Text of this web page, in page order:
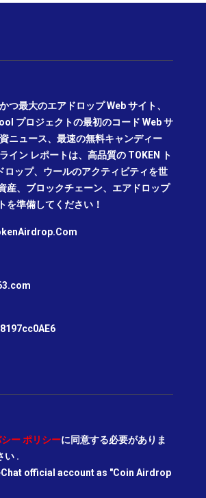
最大のエアドロップ Web サイト、
プロジェクトの最初のコード Web サ
ニュース、最速の無料キャンディー
イン レポートは、高品質の TOKEN ト
ップ、ウールのアクティビティを世
産、ブロックチェーン、エアドロップ
を準備してください！
ー ポリシーに同意する必要がありま
い .
official account as "Coin Airdrop